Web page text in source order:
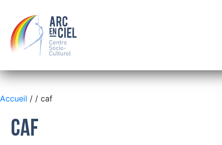
QUI SOMMES-NOUS ?
Accueil / / caf
caf